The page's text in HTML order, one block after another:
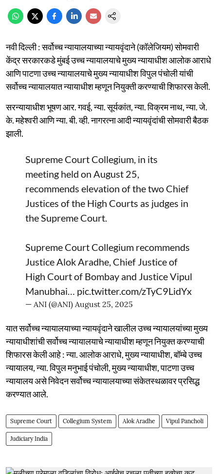
नवी दिल्ली : सर्वोच्च न्यायालयाच्या न्यायवृंदाने (कॉलेजियम) सोमवारी
केंद्र सरकारकडे मुंबई उच्च न्यायालयाचे मुख्य न्यायाधीश आलोक आराधे
आणि पाटणा उच्च न्यायालयाचे मुख्य न्यायाधीश विपुल पंचोली यांची
सर्वोच्च न्यायालयात न्यायाधीश म्हणून नियुक्ती करण्याची शिफारस केली.
सरन्यायाधीश भूषण आर. गवई, न्या. सूर्यकांत, न्या. विक्रम नाथ, न्या. जे.
के. महेश्वरी आणि न्या. बी. व्ही. नागरत्ना आदी न्यायवृंदांची सोमवारी बैठक
झाली.
Supreme Court Collegium, in its
meeting held on August 25,
recommends elevation of the two Chief
Justices of the High Courts as judges in
the Supreme Court.
Supreme Court Collegium recommends
Justice Alok Aradhe, Chief Justice of
High Court of Bombay and Justice Vipul
Manubhai… pic.twitter.com/zTyC9LidYx
— ANI (@ANI) August 25, 2025
यात सर्वोच्च न्यायालयाच्या न्यायवृंदाने खालील उच्च न्यायालयांच्या मुख्य
न्यायाधीशांची सर्वोच्च न्यायालयाचे न्यायाधीश म्हणून नियुक्त करण्याची
शिफारस केली आहे : न्या. आलोक आराधे, मुख्य न्यायाधीश, बॉम्बे उच्च
न्यायालय, न्या. विपुल मनुभाई पंचोली, मुख्य न्यायाधीश, पाटणा उच्च
न्यायालय असे निवेदन सर्वोच्च न्यायालयाच्या संकेतस्थळावर प्रसिद्ध
करण्यात आले.
Supreme Court Collegium System Alok Aradhe Vipul Pancholi
Judiciary India